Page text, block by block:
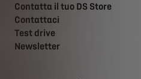
Contatta il tuo DS Store
Contattaci
Test drive
Newsletter